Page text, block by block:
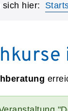
sich hier: